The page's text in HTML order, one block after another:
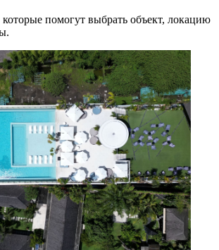
помогут выбрать объект, локацию